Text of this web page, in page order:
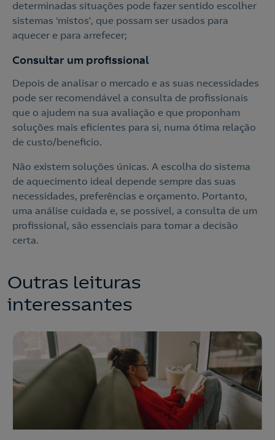
determinadas situações pode fazer sentido escolher
sistemas ‘mistos’, que possam ser usados para
aquecer e para arrefecer;
Consultar um profissional
Depois de analisar o mercado e as suas necessidades
pode ser recomendável a consulta de profissionais
que o ajudem na sua avaliação e que proponham
soluções mais eficientes para si, numa ótima relação
de custo/beneficio.
Não existem soluções únicas. A escolha do sistema
de aquecimento ideal depende sempre das suas
necessidades, preferências e orçamento. Portanto,
uma análise cuidada e, se possível, a consulta de um
profissional, são essenciais para tomar a decisão
certa.
Outras leituras
interessantes